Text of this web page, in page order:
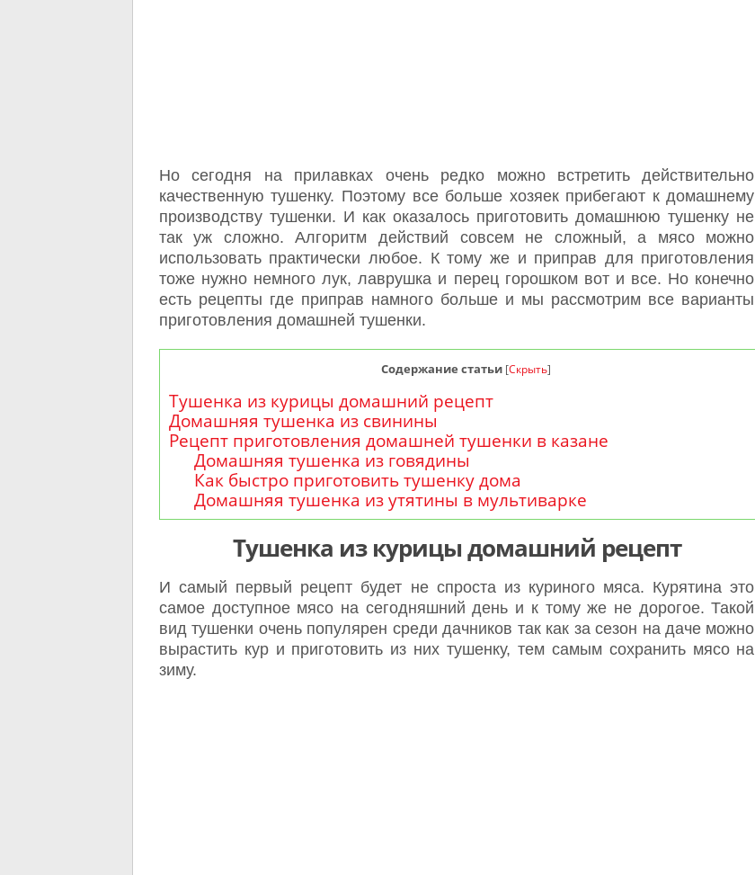
Но сегодня на прилавках очень редко можно встретить действительно
качественную тушенку. Поэтому все больше хозяек прибегают к домашнему
производству тушенки. И как оказалось приготовить домашнюю тушенку не
так уж сложно. Алгоритм действий совсем не сложный, а мясо можно
использовать практически любое. К тому же и приправ для приготовления
тоже нужно немного лук, лаврушка и перец горошком вот и все. Но конечно
есть рецепты где приправ намного больше и мы рассмотрим все варианты
приготовления домашней тушенки.
Содержание статьи [Скрыть]
Тушенка из курицы домашний рецепт
Домашняя тушенка из свинины
Рецепт приготовления домашней тушенки в казане
Домашняя тушенка из говядины
Как быстро приготовить тушенку дома
Домашняя тушенка из утятины в мультиварке
Тушенка из курицы домашний рецепт
И самый первый рецепт будет не спроста из куриного мяса. Курятина это
самое доступное мясо на сегодняшний день и к тому же не дорогое. Такой
вид тушенки очень популярен среди дачников так как за сезон на даче можно
вырастить кур и приготовить из них тушенку, тем самым сохранить мясо на
зиму.